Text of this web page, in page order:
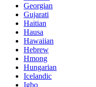
Georgian
Gujarati
Haitian
Hausa
Hawaiian
Hebrew
Hmong
Hungarian
Icelandic
Igbo